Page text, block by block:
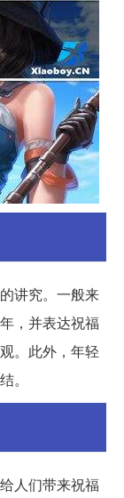
讲究。一般来
，并表达祝福
。此外，年轻
。
人们带来祝福